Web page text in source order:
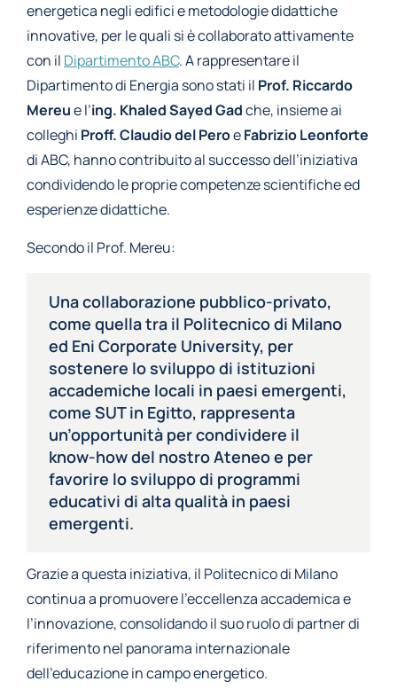
energetica negli edifici e metodologie didattiche
innovative, per le quali si è collaborato attivamente
con il Dipartimento ABC. A rappresentare il
Dipartimento di Energia sono stati il Prof. Riccardo
Mereue l’ing. Khaled Sayed Gadche, insieme ai
colleghi Proff. Claudio del PeroeFabrizio Leonforte
di ABC, hanno contribuito al successo dell’iniziativa
condividendo le proprie competenze scientifiche ed
esperienze didattiche.
Secondo il Prof. Mereu:
Una collaborazione pubblico-privato,
come quella tra il Politecnico di Milano
ed Eni Corporate University, per
sostenere lo sviluppo di istituzioni
accademiche locali in paesi emergenti,
come SUT in Egitto, rappresenta
un’opportunità per condividere il
know-how del nostro Ateneo e per
favorire lo sviluppo di programmi
educativi di alta qualità in paesi
emergenti.
Grazie a questa iniziativa, il Politecnico di Milano
continua a promuovere l’eccellenza accademica e
l’innovazione, consolidando il suo ruolo di partner di
riferimento nel panorama internazionale
dell’educazione in campo energetico.